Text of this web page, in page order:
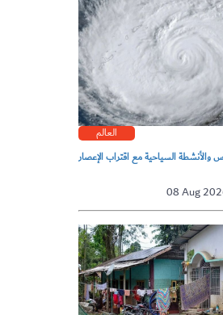
العالم
والأنشطة السياحية مع اقتراب الإعصار